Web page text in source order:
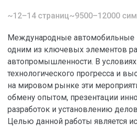
~12–14 страниц~9500–12000
Международные автомобильные
одним из ключевых элементов
автопромышленности. В условиях
технологического прогресса и
на мировом рынке эти
обмену опытом, презентации
разработок и установлению
Целью данной работы является